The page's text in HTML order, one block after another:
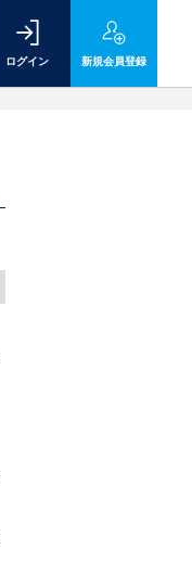
ログイン 新規会員登録